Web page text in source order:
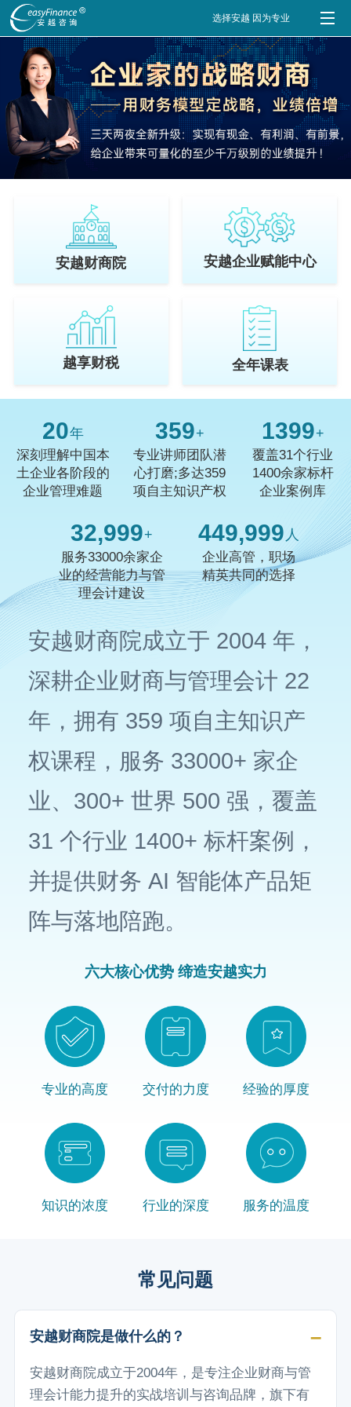
选择安越 因为专业
安越财商院 安越企业赋能中心
越享财税 全年课表
20年
深刻理解中国本
土企业各阶段的
企业管理难题
359+
专业讲师团队潜
心打磨;多达359
项自主知识产权
1400+
覆盖31个行业
1400余家标杆
企业案例库
33,000+
服务33000余家企
业的经营能力与管
理会计建设
450,000 人
企业高管，职场
精英共同的选择
安越财商院成立于 2004 年，
深耕企业财商与管理会计 22
年，拥有 359 项自主知识产
权课程，服务 33000+ 家企
业、300+ 世界 500 强，覆盖
31 个行业 1400+ 标杆案例，
并提供财务 AI 智能体产品矩
阵与落地陪跑。
六大核心优势 缔造安越实力
专业的高度 交付的力度 经验的厚度
知识的浓度 行业的深度 服务的温度
常见问题
安越财商院是做什么的？
安越财商院成立于2004年，是专注企业财商与管
理会计能力提升的实战培训与咨询品牌，旗下有